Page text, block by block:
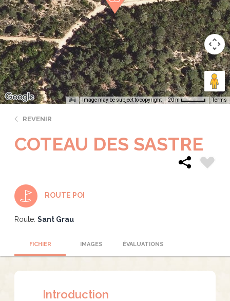
Image may be subject to copyright 20 m Terms
REVENIR
COTEAU DES SASTRE
ROUTE POI
Route: Sant Grau
FICHIER IMAGES ÉVALUATIONS
Introduction